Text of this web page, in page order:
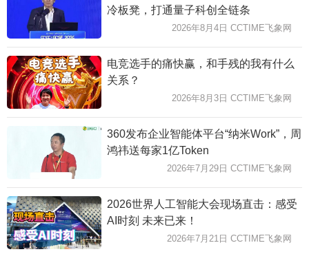
冷板凳，打通量子科创全链条
2026年8月4日 CCTIME飞象网
电竞选手的痛快赢，和手残的我有什么
关系？
2026年8月3日 CCTIME飞象网
360发布企业智能体平台“纳米Work”，周
鸿祎送每家1亿Token
2026年7月29日 CCTIME飞象网
2026世界人工智能大会现场直击：感受
AI时刻 未来已来！
2026年7月21日 CCTIME飞象网